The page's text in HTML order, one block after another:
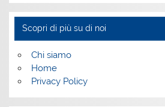
Scopri di più su di noi
Chi siamo
Home
Privacy Policy